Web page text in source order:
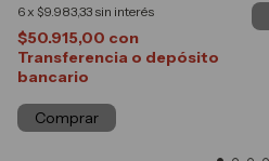
6 x $9.983,33 sin interés
$50.915,00 con
Transferencia o depósito
bancario
Comprar